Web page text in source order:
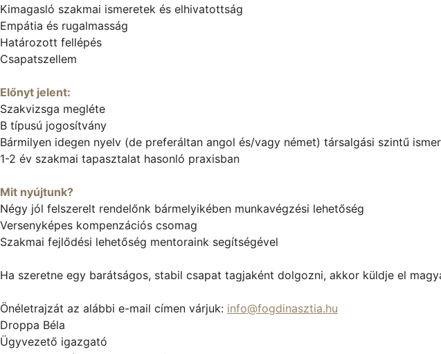
Kimagasló szakmai ismeretek és elhivatottság
Empátia és rugalmasság
Határozott fellépés
Csapatszellem
Előnyt jelent:
Szakvizsga megléte
B típusú jogosítvány
Bármilyen idegen nyelv (de preferáltan angol és/vagy német) társalgási szintű
1-2 év szakmai tapasztalat hasonló praxisban
Mit nyújtunk?
Négy jól felszerelt rendelőnk bármelyikében munkavégzési lehetőség
Versenyképes kompenzációs csomag
Szakmai fejlődési lehetőség mentoraink segítségével
Ha szeretne egy barátságos, stabil csapat tagjaként dolgozni, akkor küldje el
Önéletrajzát az alábbi e-mail címen várjuk: info@fogdinasztia.hu
Droppa Béla
Ügyvezető igazgató